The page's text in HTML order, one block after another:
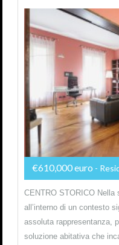
€610,000 euro -
CENTRO STORICO Nella
all’interno di un contesto
assoluta rappresentanza,
soluzione abitativa che